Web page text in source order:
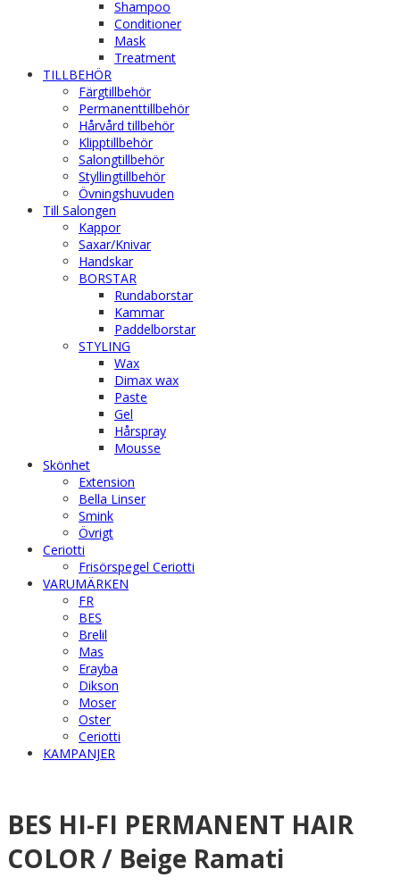
Shampoo
Conditioner
Mask
Treatment
TILLBEHÖR
Färgtillbehör
Permanenttillbehör
Hårvård tillbehör
Klipptillbehör
Salongtillbehör
Styllingtillbehör
Övningshuvuden
Till Salongen
Kappor
Saxar/Knivar
Handskar
BORSTAR
Rundaborstar
Kammar
Paddelborstar
STYLING
Wax
Dimax wax
Paste
Gel
Hårspray
Mousse
Skönhet
Extension
Bella Linser
Smink
Övrigt
Ceriotti
Frisörspegel Ceriotti
VARUMÄRKEN
FR
BES
Brelil
Mas
Erayba
Dikson
Moser
Oster
Ceriotti
KAMPANJER
BES HI-FI PERMANENT HAIR
COLOR / Beige Ramati